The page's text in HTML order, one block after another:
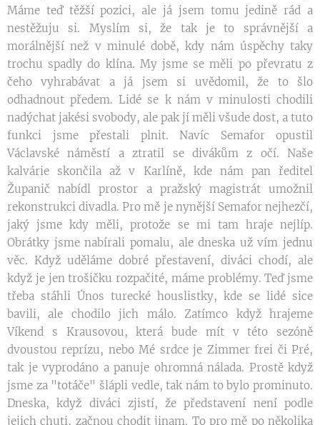
Máme teď těžší pozici, ale já jsem tomu jedině rád a
nestěžuju si. Myslím si, že tak je to správnější a
morálnější než v minulé době, kdy nám úspěchy taky
trochu spadly do klína. My jsme se měli po převratu z
čeho vyhrabávat a já jsem si uvědomil, že to šlo
odhadnout předem. Lidé se k nám v minulosti chodili
nadýchat jakési svobody, ale pak jí měli všude dost, a tuto
funkci jsme přestali plnit. Navíc Semafor opustil
Václavské náměstí a ztratil se divákům z očí. Naše
kalvárie skončila až v Karlíně, kde nám pan ředitel
Županič nabídl prostor a pražský magistrát umožnil
rekonstrukci divadla. Pro mě je nynější Semafor nejhezčí,
jaký jsme kdy měli, protože se mi tam hraje nejlíp.
Obrátky jsme nabírali pomalu, ale dneska už vím jednu
věc. Když uděláme dobré přestavení, diváci chodí, ale
když je jen trošičku rozpačité, máme problémy. Teď jsme
třeba stáhli Únos turecké houslistky, kde se lidé sice
bavili, ale chodilo jich málo. Zatímco když hrajeme
Víkend s Krausovou, která bude mít v této sezóně
dvoustou reprízu, nebo Mé srdce je Zimmer frei či Pré,
tak je vyprodáno a panuje ohromná nálada. Prostě když
jsme za "totáče" šlápli vedle, tak nám to bylo prominuto.
Dneska, když diváci zjistí, že představení není podle
jejich chuti, začnou chodit jinam. To pro mě po několika